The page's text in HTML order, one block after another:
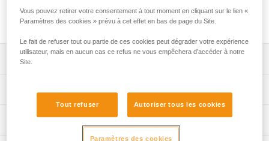
TPU, fond soudé et tissu renforcé, en fait un sac conçu pour
des utilisations intensives.
Descriptif
- le port est confortable, grâce au matelassage des
bretelles, du dos et de la sangle ventrale,
- les bretelles et les sangles, ventrale et pectorale, sont
Volume: 55 litres
Informations techniques
Vous pouvez retirer votre consentement à tout moment en cliquant sur le lien «
Paramètres des cookies » prévu à cet effet en bas de page du Site.
Le fait de refuser tout ou partie de ces cookies peut dégrader votre expérience
utilisateur, mais en aucun cas ce refus ne vous empêchera d’accéder à notre
Site.
Tout refuser Autoriser tous les cookies
Paramètres des cookies